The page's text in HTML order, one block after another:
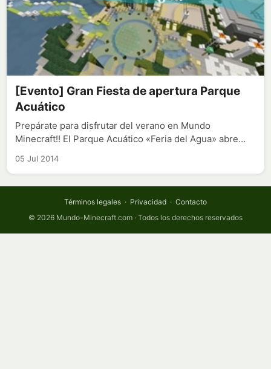
[Evento] Gran Fiesta de apertura Parque
Acuático
Prepárate para disfrutar del verano en Mundo
Minecraft!! El Parque Acuático «Feria del Agua» abre…
05 Jul 2014
Términos legales · Privacidad · Contacto
© 2026 Mundo-Minecraft.com · Todos los derechos reservados